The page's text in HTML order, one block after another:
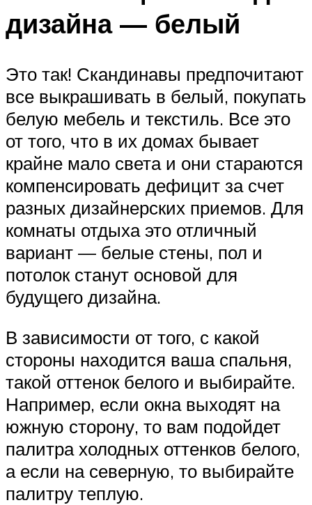
дизайна — белый
Это так! Скандинавы предпочитают
все выкрашивать в белый, покупать
белую мебель и текстиль. Все это
от того, что в их домах бывает
крайне мало света и они стараются
компенсировать дефицит за счет
разных дизайнерских приемов. Для
комнаты отдыха это отличный
вариант — белые стены, пол и
потолок станут основой для
будущего дизайна.
В зависимости от того, с какой
стороны находится ваша спальня,
такой оттенок белого и выбирайте.
Например, если окна выходят на
южную сторону, то вам подойдет
палитра холодных оттенков белого,
а если на северную, то выбирайте
палитру теплую.